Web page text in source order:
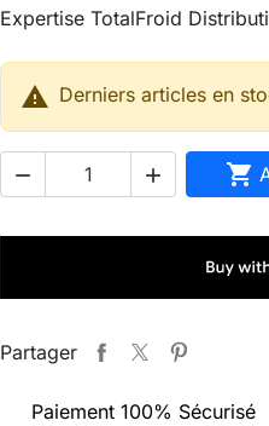
Expertise TotalFroid
 Derniers articles en
  
Partager
Paiement 100% Sécurisé